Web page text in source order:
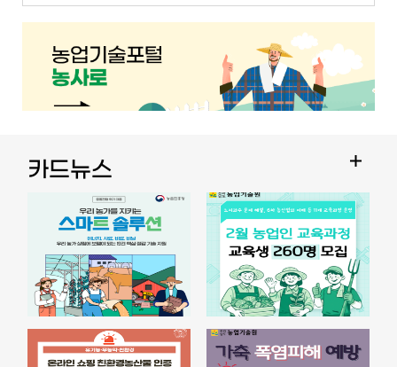
카드뉴스